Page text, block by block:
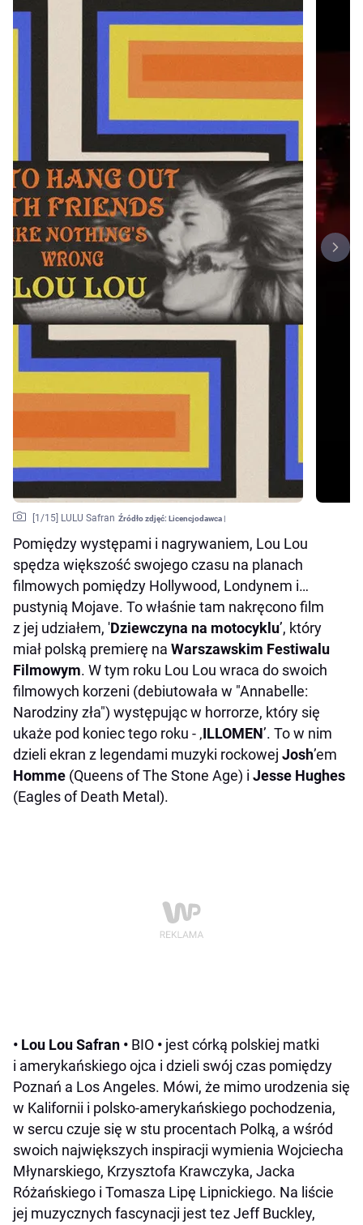
1 /15] LULU Safran Źródło zdjęć: Licencjodawca |
Pomiędzy występami i nagrywaniem, Lou Lou
spędza większość swojego czasu na planach
filmowych pomiędzy Hollywood, Londynem i…
pustynią Mojave. To właśnie tam nakręcono film
z jej udziałem, 'Dziewczyna na motocyklu’, który
miał polską premierę na Warszawskim Festiwalu
Filmowym. W tym roku Lou Lou wraca do swoich
filmowych korzeni (debiutowała w "Annabelle:
Narodziny zła") występując w horrorze, który się
ukaże pod koniec tego roku - ‚ILLOMEN’. To w nim
dzieli ekran z legendami muzyki rockowej Josh’em
Homme (Queens of The Stone Age) i Jesse Hughes
(Eagles of Death Metal).
• Lou Lou Safran • BIO • jest córką polskiej matki
i amerykańskiego ojca i dzieli swój czas pomiędzy
Poznań a Los Angeles. Mówi, że mimo urodzenia się
w Kalifornii i polsko-amerykańskiego pochodzenia,
w sercu czuje się w stu procentach Polką, a wśród
swoich największych inspiracji wymienia Wojciecha
Młynarskiego, Krzysztofa Krawczyka, Jacka
Różańskiego i Tomasza Lipę Lipnickiego. Na liście
jej muzycznych fascynacji jest tez Jeff Buckley,